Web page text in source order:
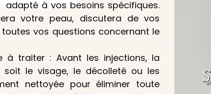
à vos besoins spécifiques.
votre peau, discutera de vos
vos questions concernant le
à traiter : Avant les injections, la
le visage, le décolleté ou les
nettoyée pour éliminer toute